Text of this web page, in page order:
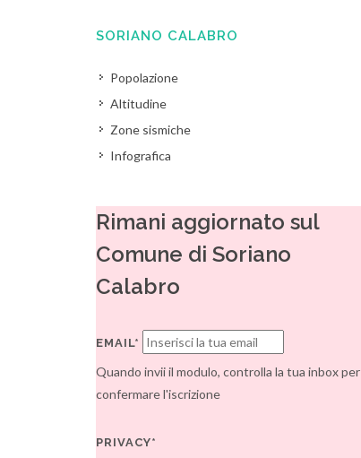
SORIANO CALABRO
Popolazione
Altitudine
Zone sismiche
Infografica
Rimani aggiornato sul
Comune di Soriano
Calabro
EMAIL*
Quando invii il modulo, controlla la tua inbox per
confermare l'iscrizione
PRIVACY*